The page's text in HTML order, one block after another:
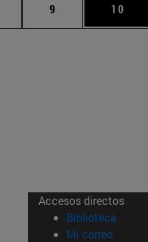
Páginas intermedias Use
Página
9 Página
10
Accesos directos
Biblioteca
Mi correo(abre